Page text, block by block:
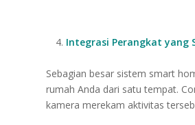
Integrasi Perangkat yang
Sebagian besar sistem smart
rumah Anda dari satu tempat.
kamera merekam aktivitas